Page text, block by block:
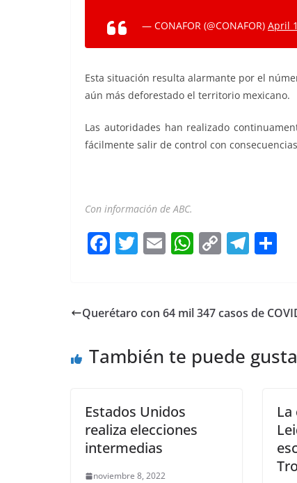
— CONAFOR (@CONAFOR) April
Esta situación resulta alarmante por el
aún más deforestado el territorio mexicano.
Las autoridades han realizado
fácilmente salir de control con
Con información de ABC.
F
e
o
k
T
er
E
l
W
s
p
p
C
y
n
T
gr
m
e
Querétaro con 64 mil 347 casos de
También te puede
Estados Unidos
realiza elecciones
intermedias
noviembre 8, 2022